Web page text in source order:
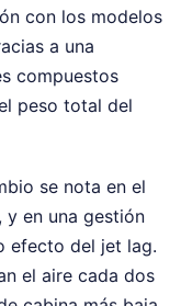
con los modelos
a una
compuestos
peso total del
se nota en el
y en una gestión
efecto del jet lag.
el aire cada dos